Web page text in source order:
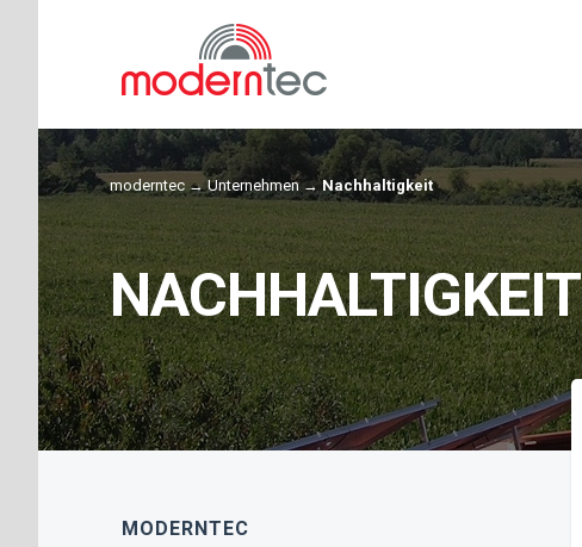
moderntec →Unternehmen→Nachhaltigkeit
NACHHALTIGKEIT
MODERNTEC